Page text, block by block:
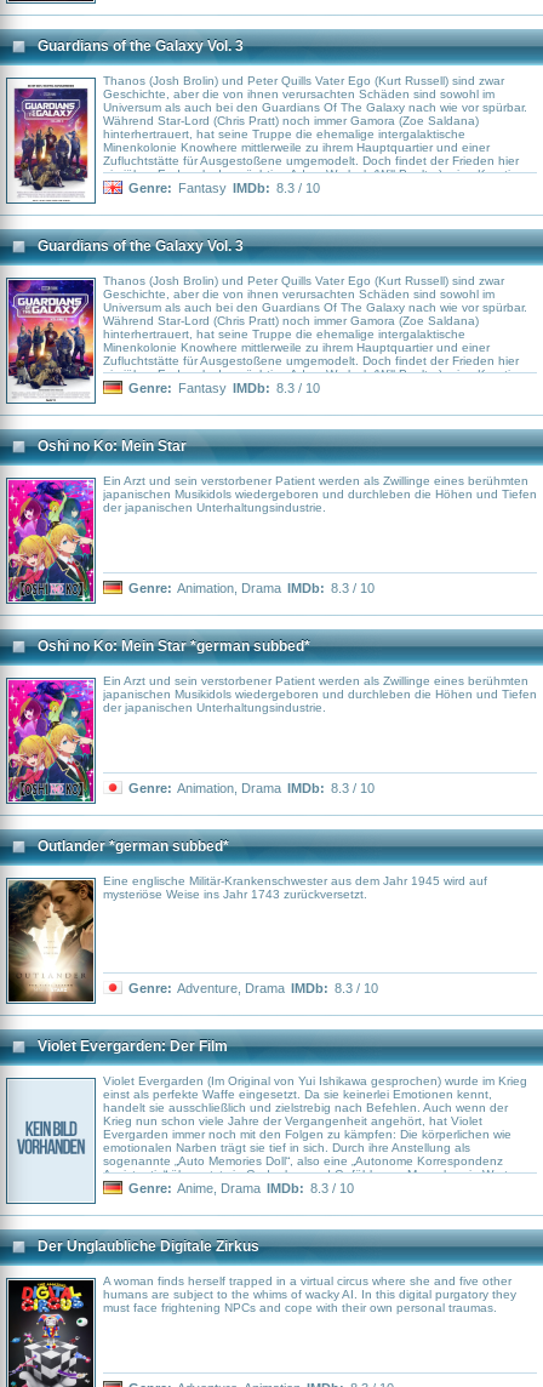
Guardians of the Galaxy Vol. 3
Thanos (Josh Brolin) und Peter Quills Vater Ego (Kurt Russell) sind zwar
Geschichte, aber die von ihnen verursachten Schäden sind sowohl im
Universum als auch bei den Guardians Of The Galaxy nach wie vor spürbar.
Während Star-Lord (Chris Pratt) noch immer Gamora (Zoe Saldana)
hinterhertrauert, hat seine Truppe die ehemalige intergalaktische
Minenkolonie Knowhere mittlerweile zu ihrem Hauptquartier und einer
Zufluchtstätte für Ausgestoßene umgemodelt. Doch findet der Frieden hier
ein jähes Ende, als der mächtige Adam Warlock (Will Poulter), eine Kreation
der rachsüchtigen Sovereign-Hohepriesterin Ayesha (Elizabeth Debicki),
Drax (Dave Bautista), Groot (Stimme im Original: Vin Diesel) und Co.
daraufhin auf eine kosmische Odyssee, die eng mit der traumatischen
Vergangenheit von Rocket (Bradley Cooper) verknüpft ist, welcher einst vom
nach Perfektion strebenden High Evolutionary (Chukwudi Iwuji) erschaffen
wurde...
Genre: Fantasy IMDb: 8.3 / 10
Guardians of the Galaxy Vol. 3
Thanos (Josh Brolin) und Peter Quills Vater Ego (Kurt Russell) sind zwar
Geschichte, aber die von ihnen verursachten Schäden sind sowohl im
Universum als auch bei den Guardians Of The Galaxy nach wie vor spürbar.
Während Star-Lord (Chris Pratt) noch immer Gamora (Zoe Saldana)
hinterhertrauert, hat seine Truppe die ehemalige intergalaktische
Minenkolonie Knowhere mittlerweile zu ihrem Hauptquartier und einer
Zufluchtstätte für Ausgestoßene umgemodelt. Doch findet der Frieden hier
ein jähes Ende, als der mächtige Adam Warlock (Will Poulter), eine Kreation
der rachsüchtigen Sovereign-Hohepriesterin Ayesha (Elizabeth Debicki),
Drax (Dave Bautista), Groot (Stimme im Original: Vin Diesel) und Co.
daraufhin auf eine kosmische Odyssee, die eng mit der traumatischen
Vergangenheit von Rocket (Bradley Cooper) verknüpft ist, welcher einst vom
nach Perfektion strebenden High Evolutionary (Chukwudi Iwuji) erschaffen
wurde…
Genre: Fantasy IMDb: 8.3 / 10
Oshi no Ko: Mein Star
Ein Arzt und sein verstorbener Patient werden als Zwillinge eines berühmten
japanischen Musikidols wiedergeboren und durchleben die Höhen und Tiefen
der japanischen Unterhaltungsindustrie.
Genre: Animation Drama IMDb: 8.3 / 10
Oshi no Ko: Mein Star *german subbed*
Ein Arzt und sein verstorbener Patient werden als Zwillinge eines berühmten
japanischen Musikidols wiedergeboren und durchleben die Höhen und Tiefen
der japanischen Unterhaltungsindustrie.
Genre: Animation Drama IMDb: 8.3 / 10
Outlander *german subbed*
Eine englische Militär-Krankenschwester aus dem Jahr 1945 wird auf
mysteriöse Weise ins Jahr 1743 zurückversetzt.
Genre: Adventure Drama IMDb: 8.3 / 10
Violet Evergarden: Der Film
Violet Evergarden (Im Original von Yui Ishikawa gesprochen) wurde im Krieg
einst als perfekte Waffe eingesetzt. Da sie keinerlei Emotionen kennt,
handelt sie ausschließlich und zielstrebig nach Befehlen. Auch wenn der
Krieg nun schon viele Jahre der Vergangenheit angehört, hat Violet
Evergarden immer noch mit den Folgen zu kämpfen: Die körperlichen wie
emotionalen Narben trägt sie tief in sich. Durch ihre Anstellung als
sogenannte „Auto Memories Doll“, also eine „Autonome Korrespondenz
Assistentin“ übersetzt sie Gedanken und Gefühle von Menschen in Worte
und überbringt diese als Briefe. Dabei begegnet Violet vielen verschiedenen
einst ein besonderer Mensch auf dem Schlachtfeld anvertraute...
Genre: Anime Drama IMDb: 8.3 / 10
Der Unglaubliche Digitale Zirkus
A woman finds herself trapped in a virtual circus where she and five other
humans are subject to the whims of wacky AI. In this digital purgatory they
must face frightening NPCs and cope with their own personal traumas.